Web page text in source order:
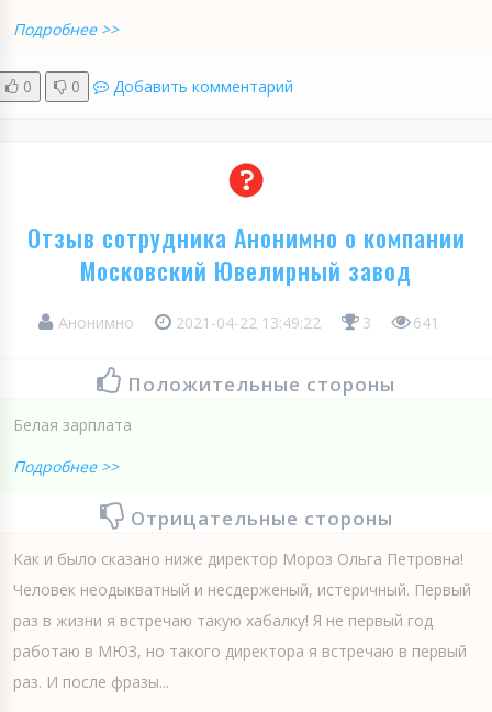
Подробнее >>
0 0 Добавить комментарий
Отзыв сотрудника Анонимно о компании
Московский Ювелирный завод
Анонимно 2021-04-22 13:49:22 3 641
Положительные стороны
Белая зарплата
Подробнее >>
Отрицательные стороны
Как и было сказано ниже директор Мороз Ольга Петровна!
Человек неодыкватный и несдерженый, истеричный. Первый
раз в жизни я встречаю такую хабалку! Я не первый год
работаю в МЮЗ, но такого директора я встречаю в первый
раз. И после фразы...